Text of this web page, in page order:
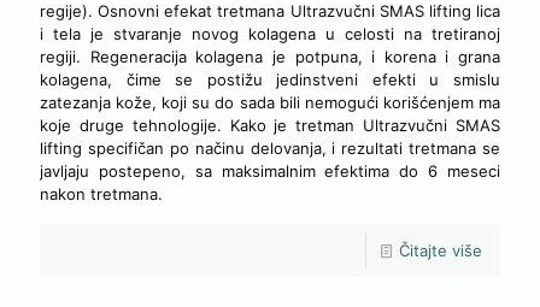
regije). Osnovni efekat tretmana Ultrazvučni SMAS lifting lica
i tela je stvaranje novog kolagena u celosti na tretiranoj
regiji. Regeneracija kolagena je potpuna, i korena i grana
kolagena, čime se postižu jedinstveni efekti u smislu
zatezanja kože, koji su do sada bili nemogući korišćenjem ma
koje druge tehnologije. Kako je tretman Ultrazvučni SMAS
lifting specifičan po načinu delovanja, i rezultati tretmana se
javljaju postepeno, sa maksimalnim efektima do 6 meseci
nakon tretmana.
Čitajte više